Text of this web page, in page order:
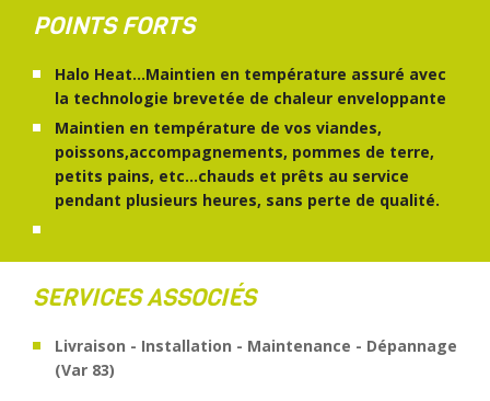
POINTS FORTS
Halo Heat...Maintien en température assuré avec
la technologie brevetée de chaleur enveloppante
Maintien en température de vos viandes,
poissons,accompagnements, pommes de terre,
petits pains, etc…chauds et prêts au service
pendant plusieurs heures, sans perte de qualité.
SERVICES ASSOCIÉS
Livraison - Installation - Maintenance - Dépannage
(Var 83)